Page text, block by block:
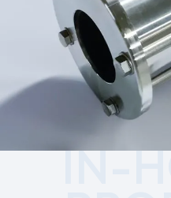
IN-H